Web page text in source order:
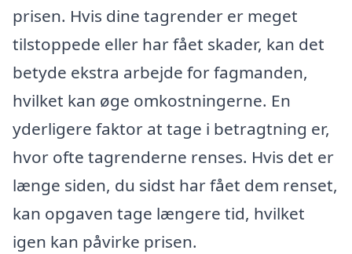
prisen. Hvis dine tagrender er meget
tilstoppede eller har fået skader, kan det
betyde ekstra arbejde for fagmanden,
hvilket kan øge omkostningerne. En
yderligere faktor at tage i betragtning er,
hvor ofte tagrenderne renses. Hvis det er
længe siden, du sidst har fået dem renset,
kan opgaven tage længere tid, hvilket
igen kan påvirke prisen.